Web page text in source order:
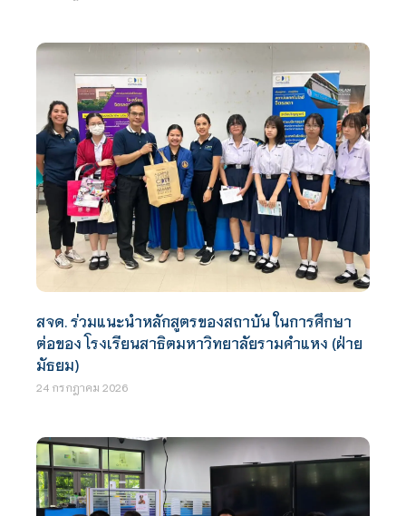
สจด. ร่วมแนะนำหลักสูตรของสถาบัน ในการศึกษา
ต่อของ โรงเรียนสาธิตมหาวิทยาลัยรามคำแหง (ฝ่าย
มัธยม)
24 กรกฎาคม 2026